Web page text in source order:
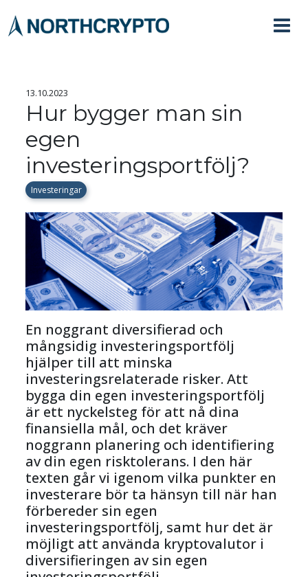
13.10.2023
Hur bygger man sin
egen
investeringsportfölj?
Investeringar
En noggrant diversifierad och
mångsidig investeringsportfölj
hjälper till att minska
investeringsrelaterade risker. Att
bygga din egen investeringsportfölj
är ett nyckelsteg för att nå dina
finansiella mål, och det kräver
noggrann planering och identifiering
av din egen risktolerans. I den här
texten går vi igenom vilka punkter en
investerare bör ta hänsyn till när han
förbereder sin egen
investeringsportfölj, samt hur det är
möjligt att använda kryptovalutor i
diversifieringen av sin egen